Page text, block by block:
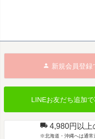
新規会員登録
LINEお友だち追加で
4,980円以上
※北海道・沖縄へは通常